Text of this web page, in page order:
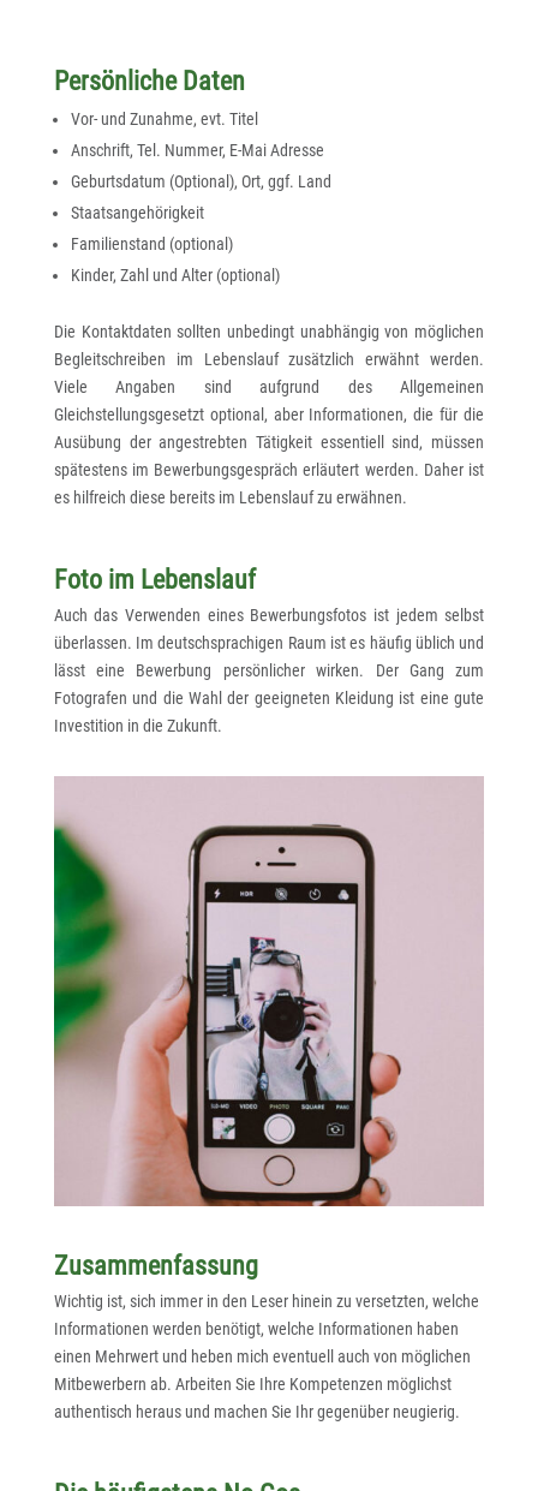
Persönliche Daten
Vor- und Zunahme, evt. Titel
Anschrift, Tel. Nummer, E-Mai Adresse
Geburtsdatum (Optional), Ort, ggf. Land
Staatsangehörigkeit
Familienstand (optional)
Kinder, Zahl und Alter (optional)
Die Kontaktdaten sollten unbedingt unabhängig von möglichen
Begleitschreiben im Lebenslauf zusätzlich erwähnt werden.
Viele Angaben sind aufgrund des Allgemeinen
Gleichstellungsgesetzt optional, aber Informationen, die für die
Ausübung der angestrebten Tätigkeit essentiell sind, müssen
spätestens im Bewerbungsgespräch erläutert werden. Daher ist
es hilfreich diese bereits im Lebenslauf zu erwähnen.
Foto im Lebenslauf
Auch das Verwenden eines Bewerbungsfotos ist jedem selbst
überlassen. Im deutschsprachigen Raum ist es häufig üblich und
lässt eine Bewerbung persönlicher wirken. Der Gang zum
Fotografen und die Wahl der geeigneten Kleidung ist eine gute
Investition in die Zukunft.
Zusammenfassung
Wichtig ist, sich immer in den Leser hinein zu versetzten, welche
Informationen werden benötigt, welche Informationen haben
einen Mehrwert und heben mich eventuell auch von möglichen
Mitbewerbern ab. Arbeiten Sie Ihre Kompetenzen möglichst
authentisch heraus und machen Sie Ihr gegenüber neugierig.